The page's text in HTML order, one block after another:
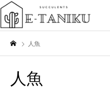
人魚
人魚